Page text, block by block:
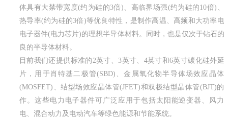
体具有大禁带宽度(约为硅的3倍)、高临界场强(约为硅的10倍)、
热导率(约为硅的3倍)等优良特性，是制作高温、高频和大功率电
电子器件(电力芯片)的理想半导体材料。同时，也是仅次于钻石的
良的半导体材料。
目前我们还提供标准的2英寸、3英寸、4英寸和6英寸碳化硅外延
片，用于肖特基二极管(SBD)、金属氧化物半导体场效应晶体
(MOSFET)、结型场效应晶体管(JFET)和双极结型晶体管(BJT)的
作。这些电力电子器件可广泛应用于包括太阳能逆变器、风力
电、混合动力及电动汽车等绿色能源和节能系统。